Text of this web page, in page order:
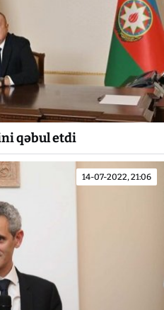
qəbul etdi
14-07-2022, 21:06